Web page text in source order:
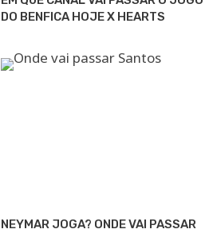
DO BENFICA HOJE X HEARTS
NEYMAR JOGA? ONDE VAI PASSAR